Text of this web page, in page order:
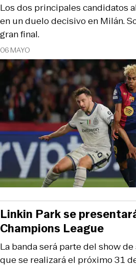
06 MAYO
Los dos principales candidatos
en un duelo decisivo en Milán.
gran final.
La banda será parte del show
que se realizará el próximo 31
Linkin Park se
Champions League